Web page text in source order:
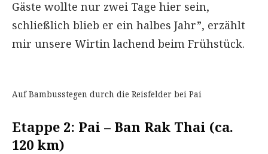
Gäste wollte nur zwei Tage hier sein,
schließlich blieb er ein halbes Jahr”, erzählt
mir unsere Wirtin lachend beim Frühstück.
Auf Bambusstegen durch die Reisfelder bei Pai
Etappe 2: Pai – Ban Rak Thai (ca.
120 km)